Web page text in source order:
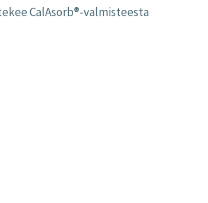
CalAsorb®-valmisteesta